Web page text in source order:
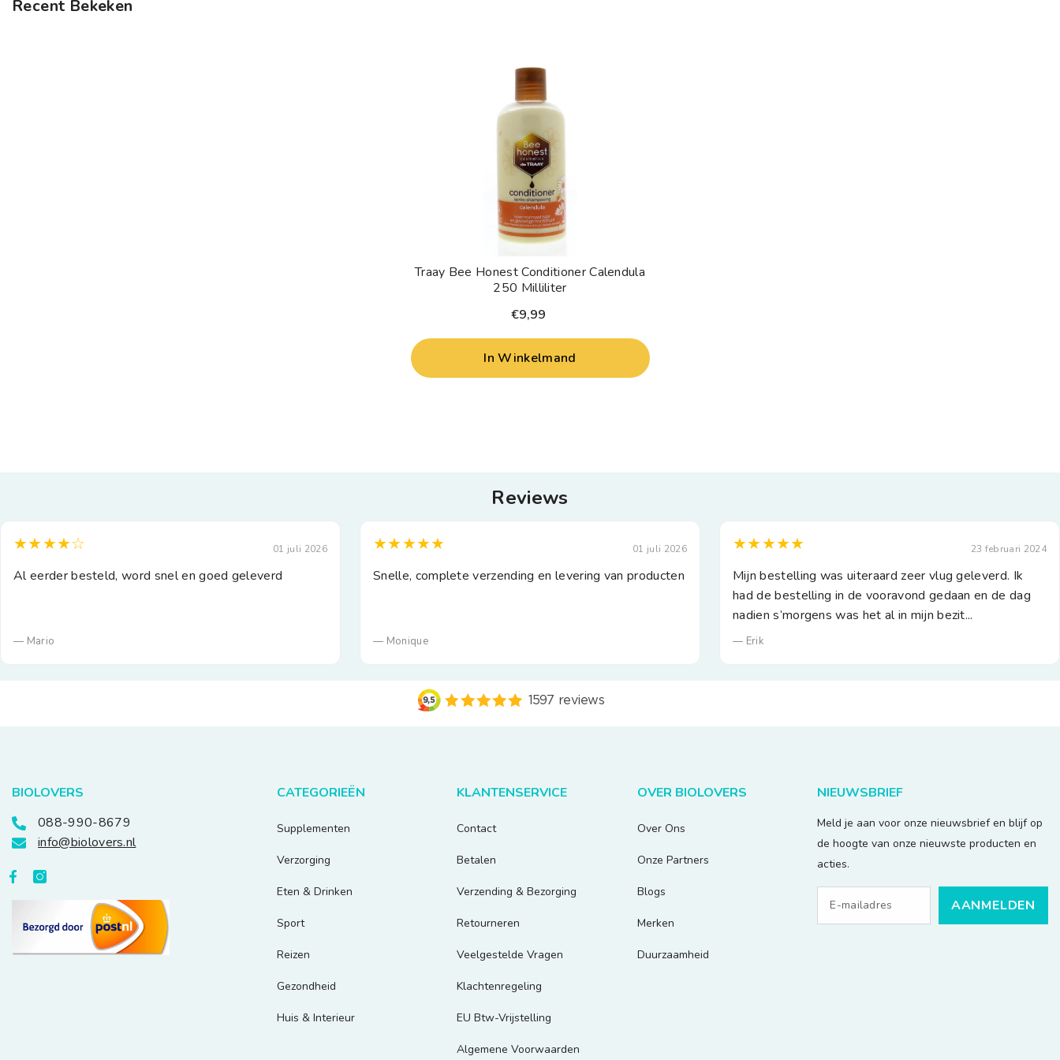
Recent Bekeken
Traay Bee Honest Conditioner Calendula
250 Milliliter
€9,99
In Winkelmand
Reviews
★★★★☆ 01 juli 2026
Al eerder besteld, word snel en goed geleverd
— Mario
★★★★★ 01 juli 2026
Snelle, complete verzending en levering van producten
— Monique
★★★★★ 23 februari 2024
Mijn bestelling was uiteraard zeer vlug geleverd. Ik
had de bestelling in de vooravond gedaan en de dag
nadien s’morgens was het al in mijn bezit...
— Erik
BIOLOVERS
088-990-8679
info@biolovers.nl
CATEGORIEËN
Supplementen
Verzorging
Eten & Drinken
Sport
Reizen
Gezondheid
Huis & Interieur
KLANTENSERVICE
Contact
Betalen
Verzending & Bezorging
Retourneren
Veelgestelde Vragen
Klachtenregeling
EU Btw-Vrijstelling
Algemene Voorwaarden
OVER BIOLOVERS
Over Ons
Onze Partners
Blogs
Merken
Duurzaamheid
NIEUWSBRIEF
Meld je aan voor onze nieuwsbrief en blijf op
de hoogte van onze nieuwste producten en
acties.
AANMELDEN